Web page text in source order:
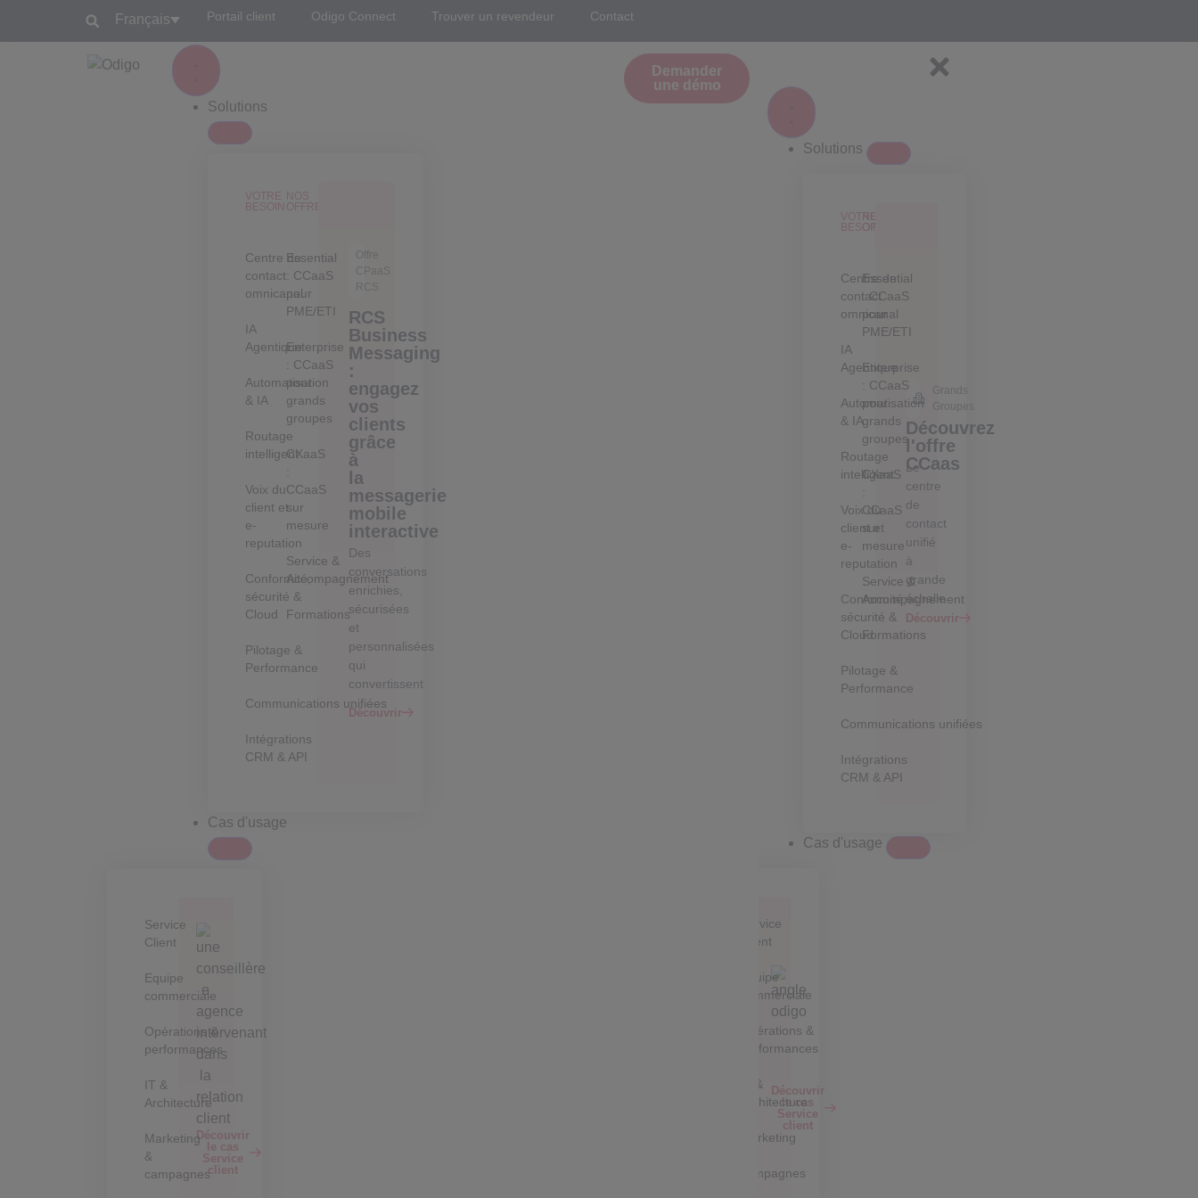
Français Portail client Odigo Connect Trouver un revendeur Contact
Solutions
VOTRE
BESOIN
Centre de
contact
omnicanal
IA
Agentique
Automatisation
& IA
Routage
intelligent
Voix du
client et
e-
reputation
Conformité,
sécurité &
Cloud
Pilotage &
Performance
Communications unifiées
Intégrations
CRM & API
NOS
OFFRES
Essential
: CCaaS
pour
PME/ETI
Enterprise
: CCaaS
pour
grands
groupes
CXaaS
:
CCaaS
sur
mesure
Service &
Accompagnement
Formations
Offre
CPaaS
RCS
RCS
Business
Messaging
:
engagez
vos
clients
grâce
à
la
messagerie
mobile
interactive
Des
conversations
enrichies,
sécurisées
et
personnalisées
qui
convertissent
Découvrir
Cas d'usage
Service
Client
Equipe
commerciale
Opérations &
performances
IT &
Architecture
Marketing
&
campagnes
Découvrir
le cas
Service
client
Demander
une démo
Solutions
VOTRE
BESOIN
Centre de
contact
omnicanal
IA
Agentique
Automatisation
& IA
Routage
intelligent
Voix du
client et
e-
reputation
Conformité,
sécurité &
Cloud
Pilotage &
Performance
Communications unifiées
Intégrations
CRM & API
NOS
OFFRES
Essential
: CCaaS
pour
PME/ETI
Enterprise
: CCaaS
pour
grands
groupes
CXaaS
:
CCaaS
sur
mesure
Service &
Accompagnement
Formations
Grands
Groupes
Découvrez
l'offre
CCaas
Le
centre
de
contact
unifié
à
grande
échelle
Découvrir
Cas d'usage
Service
Client
Equipe
commerciale
Opérations &
performances
IT &
Architecture
Marketing
campagnes
Découvrir
le cas
Service
client